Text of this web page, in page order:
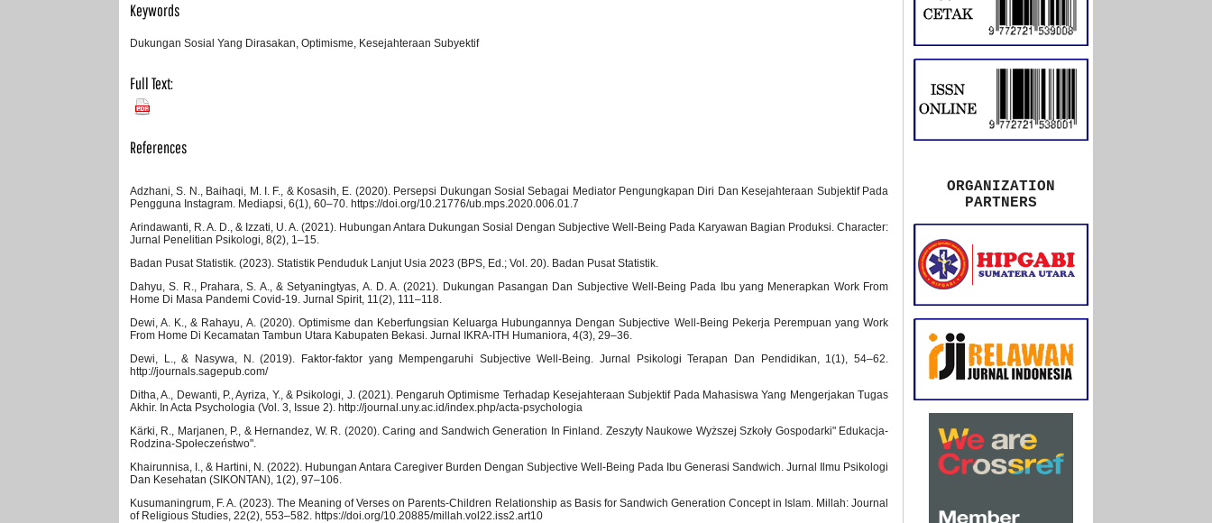
ORGANIZATION
PARTNERS
Keywords
Dukungan Sosial Yang Dirasakan, Optimisme, Kesejahteraan Subyektif
Full Text:
PDF
References
Adzhani, S. N., Baihaqi, M. I. F., & Kosasih, E. (2020). Persepsi Dukungan Sosial Sebagai Mediator Pengungkapan Diri Dan Kesejahteraan Subjektif Pada
Pengguna Instagram. Mediapsi, 6(1), 60–70. https://doi.org/10.21776/ub.mps.2020.006.01.7
Arindawanti, R. A. D., & Izzati, U. A. (2021). Hubungan Antara Dukungan Sosial Dengan Subjective Well-Being Pada Karyawan Bagian Produksi. Character:
Jurnal Penelitian Psikologi, 8(2), 1–15.
Badan Pusat Statistik. (2023). Statistik Penduduk Lanjut Usia 2023 (BPS, Ed.; Vol. 20). Badan Pusat Statistik.
Dahyu, S. R., Prahara, S. A., & Setyaningtyas, A. D. A. (2021). Dukungan Pasangan Dan Subjective Well-Being Pada Ibu yang Menerapkan Work From
Home Di Masa Pandemi Covid-19. Jurnal Spirit, 11(2), 111–118.
Dewi, A. K., & Rahayu, A. (2020). Optimisme dan Keberfungsian Keluarga Hubungannya Dengan Subjective Well-Being Pekerja Perempuan yang Work
From Home Di Kecamatan Tambun Utara Kabupaten Bekasi. Jurnal IKRA-ITH Humaniora, 4(3), 29–36.
Dewi, L., & Nasywa, N. (2019). Faktor-faktor yang Mempengaruhi Subjective Well-Being. Jurnal Psikologi Terapan Dan Pendidikan, 1(1), 54–62.
http://journals.sagepub.com/
Ditha, A., Dewanti, P., Ayriza, Y., & Psikologi, J. (2021). Pengaruh Optimisme Terhadap Kesejahteraan Subjektif Pada Mahasiswa Yang Mengerjakan Tugas
Akhir. In Acta Psychologia (Vol. 3, Issue 2). http://journal.uny.ac.id/index.php/acta-psychologia
Kärki, R., Marjanen, P., & Hernandez, W. R. (2020). Caring and Sandwich Generation In Finland. Zeszyty Naukowe Wyższej Szkoły Gospodarki" Edukacja-
Rodzina-Społeczeństwo".
Khairunnisa, I., & Hartini, N. (2022). Hubungan Antara Caregiver Burden Dengan Subjective Well-Being Pada Ibu Generasi Sandwich. Jurnal Ilmu Psikologi
Dan Kesehatan (SIKONTAN), 1(2), 97–106.
Kusumaningrum, F. A. (2023). The Meaning of Verses on Parents-Children Relationship as Basis for Sandwich Generation Concept in Islam. Millah: Journal
of Religious Studies, 22(2), 553–582. https://doi.org/10.20885/millah.vol22.iss2.art10